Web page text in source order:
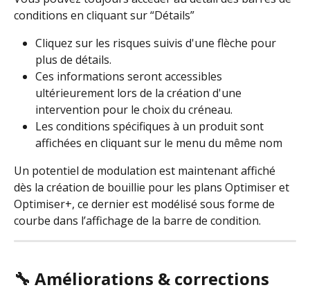
conditions en cliquant sur “Détails”
Cliquez sur les risques suivis d'une flèche pour
plus de détails.
Ces informations seront accessibles
ultérieurement lors de la création d'une
intervention pour le choix du créneau.
Les conditions spécifiques à un produit sont
affichées en cliquant sur le menu du même nom
Un potentiel de modulation est maintenant affiché
dès la création de bouillie pour les plans Optimiser et
Optimiser+, ce dernier est modélisé sous forme de
courbe dans l’affichage de la barre de condition.
🔧 Améliorations & corrections